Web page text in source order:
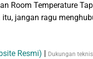
Room Temperature
jangan ragu
Resmi) | Dukungan